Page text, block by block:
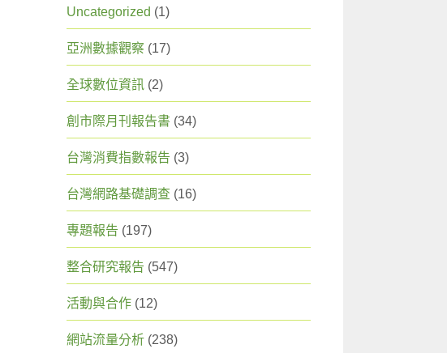
Uncategorized (1)
亞洲數據觀察 (17)
全球數位資訊 (2)
創市際月刊報告書 (34)
台灣消費指數報告 (3)
台灣網路基礎調查 (16)
專題報告 (197)
整合研究報告 (547)
活動與合作 (12)
網站流量分析 (238)